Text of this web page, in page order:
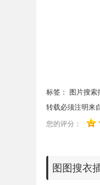
标签：
图片搜索
转载必须注明来
您的评分：
图图搜衣